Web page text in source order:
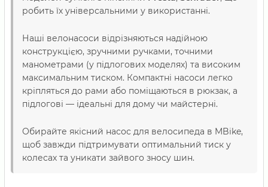
робить їх універсальними у використанні.
Наші велонасоси відрізняються надійною
конструкцією, зручними ручками, точними
манометрами (у підлогових моделях) та високим
максимальним тиском. Компактні насоси легко
кріпляться до рами або поміщаються в рюкзак, а
підлогові — ідеальні для дому чи майстерні.
Обирайте якісний насос для велосипеда в MBike,
щоб завжди підтримувати оптимальний тиск у
колесах та уникати зайвого зносу шин.